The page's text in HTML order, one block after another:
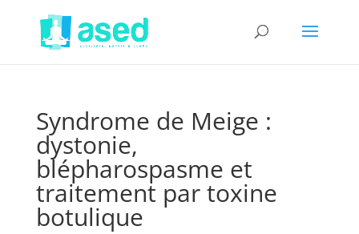
Syndrome de Meige :
dystonie,
blépharospasme et
traitement par toxine
botulique